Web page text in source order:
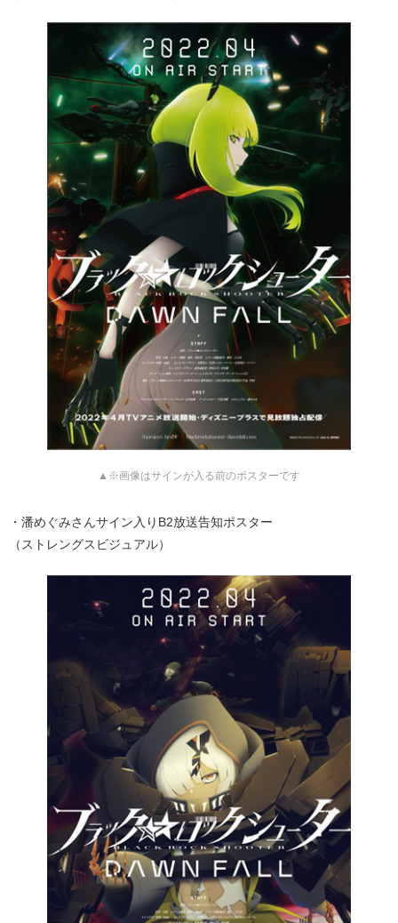
▲※画像はサインが入る前のポスターです
・潘めぐみさんサイン入りB2放送告知ポスター
（ストレングスビジュアル）